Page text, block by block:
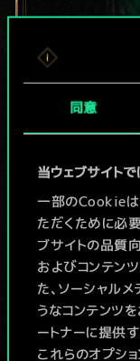
同意
当ウェブサイト
一部のCookieは
ただくために必
ブサイトの品質
およびコンテン
た、ソーシャル
うなコンテンツ
ートナーに提供
これらのオプシ
現
か共
り
続
デッ